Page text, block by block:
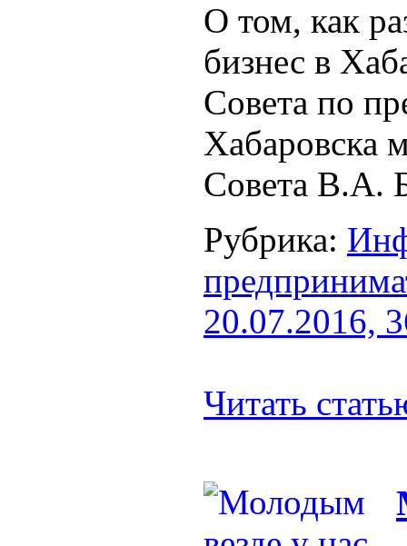
О том, как
бизнес в
Совета по
Хабаровска
Совета В.А.
Рубрика:
20.07.2016,
Читать